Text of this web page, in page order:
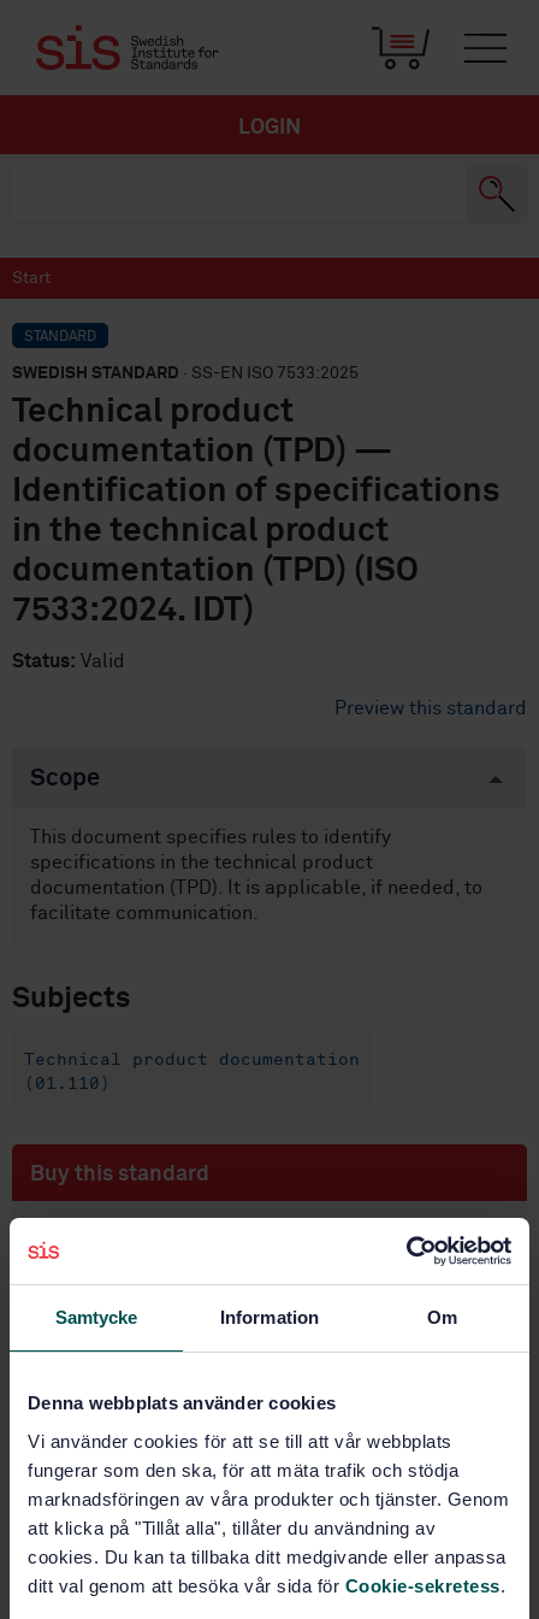
Samtycke Information Om
Denna webbplats använder cookies
Vi använder cookies för att se till att vår webbplats
fungerar som den ska, för att mäta trafik och stödja
marknadsföringen av våra produkter och tjänster. Genom
att klicka på "Tillåt alla", tillåter du användning av
cookies. Du kan ta tillbaka ditt medgivande eller anpassa
ditt val genom att besöka vår sida för Cookie-sekretess.
LOGIN
Start
STANDARD
SWEDISH STANDARD · SS-EN ISO 7533:2025
Technical product
documentation (TPD) —
Identification of specifications
in the technical product
documentation (TPD) (ISO
7533:2024. IDT)
Status: Valid
Preview this standard
Scope
This document specifies rules to identify
specifications in the technical product
documentation (TPD). It is applicable, if needed, to
facilitate communication.
Subjects
Technical product documentation
(01.110)
Buy this standard
Identification of specifications in the technical
product documentation (TPD) (ISO 7533:2024. IDT)
Subscribe on standards - Read more
Price: 789 SEK
PDF
Add to cart
Show more